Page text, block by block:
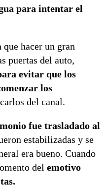
para intentar el
hacer un gran
puertas del auto,
evitar que los
los
del canal.
fue trasladado al
estabilizadas y se
era bueno. Cuando
del emotivo